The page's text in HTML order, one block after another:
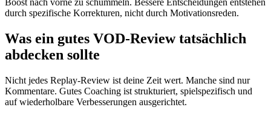
durch spezifische Korrekturen, nicht durch Motivationsreden.
Was ein gutes VOD-Review tatsächlich
abdecken sollte
Nicht jedes Replay-Review ist deine Zeit wert. Manche sind nur
Kommentare. Gutes Coaching ist strukturiert, spielspezifisch und
auf wiederholbare Verbesserungen ausgerichtet.